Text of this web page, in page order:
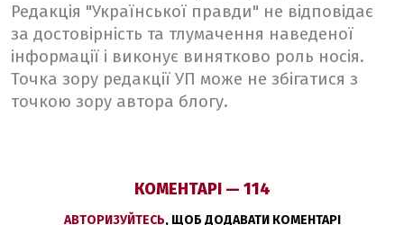
Редакція "Української правди" не відповідає
за достовірність та тлумачення наведеної
інформації і виконує винятково роль носія.
Точка зору редакції УП може не збігатися з
точкою зору автора блогу.
КОМЕНТАРІ — 114
АВТОРИЗУЙТЕСЬ, ЩОБ ДОДАВАТИ КОМЕНТАРІ